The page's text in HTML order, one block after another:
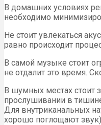
В домашних условиях
необходимо
Не стоит увлекаться
равно происходит
В самой музыке стоит
не отдалит это время.
В шумных местах стоит
прослушивании в
Для внутриканальных
хорошо поглощают